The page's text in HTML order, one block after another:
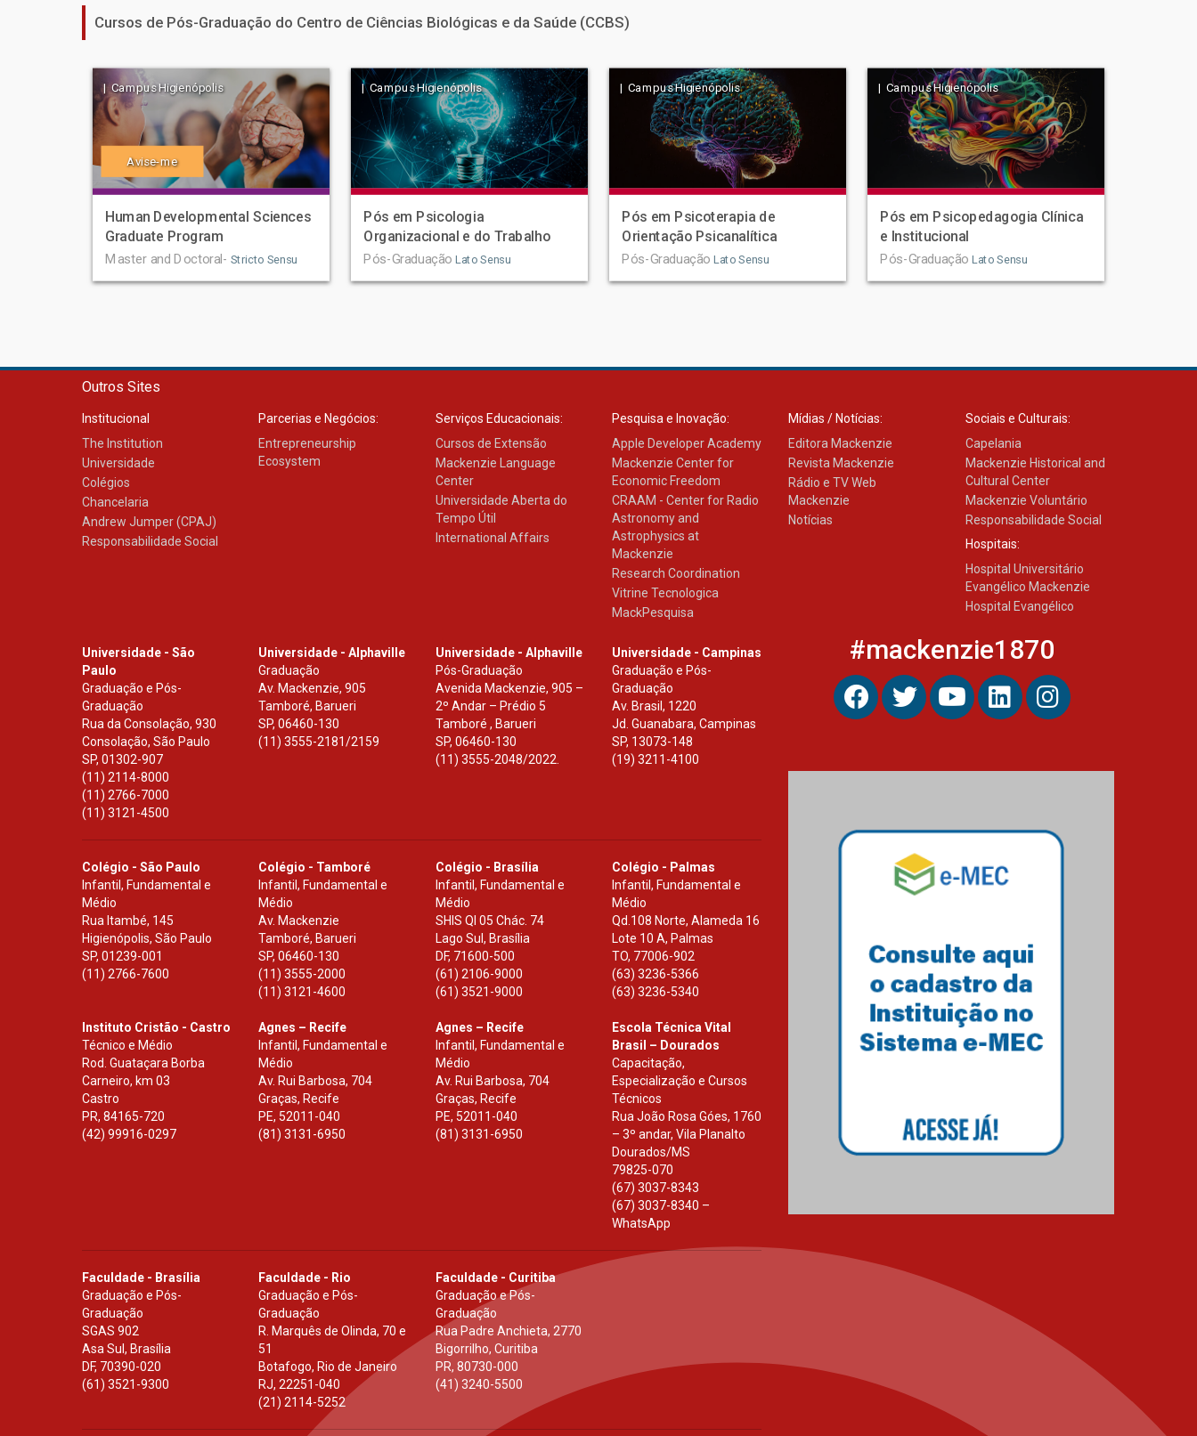
Cursos de Pós-Graduação do Centro de Ciências Biológicas e da Saúde (CCBS)
| Campus Higienópolis
Avise-me
Human Developmental Sciences
Graduate Program
Master and Doctoral- Stricto Sensu
| Campus Higienópolis
Pós em Psicologia
Organizacional e do Trabalho
Pós-Graduação Lato Sensu
| Campus Higienópolis
Pós em Psicoterapia de
Orientação Psicanalítica
Pós-Graduação Lato Sensu
| Campus Higienópolis
Pós em Psicopedagogia Clínica
e Institucional
Pós-Graduação Lato Sensu
Outros Sites
Institucional
The Institution
Universidade
Colégios
Chancelaria
Andrew Jumper (CPAJ)
Responsabilidade Social
Parcerias e Negócios:
Entrepreneurship
Ecosystem
Serviços Educacionais:
Cursos de Extensão
Mackenzie Language
Center
Universidade Aberta do
Tempo Útil
International Affairs
Pesquisa e Inovação:
Apple Developer Academy
Mackenzie Center for
Economic Freedom
CRAAM - Center for Radio
Astronomy and
Astrophysics at
Mackenzie
Research Coordination
Vitrine Tecnologica
MackPesquisa
Mídias / Notícias:
Editora Mackenzie
Revista Mackenzie
Rádio e TV Web
Mackenzie
Notícias
Sociais e Culturais:
Capelania
Mackenzie Historical and
Cultural Center
Mackenzie Voluntário
Responsabilidade Social
Hospitais:
Hospital Universitário
Evangélico Mackenzie
Hospital Evangélico
Universidade - São
Paulo
Graduação e Pós-
Graduação
Rua da Consolação, 930
Consolação, São Paulo
SP, 01302-907
(11) 2114-8000
(11) 2766-7000
(11) 3121-4500
Universidade - Alphaville
Graduação
Av. Mackenzie, 905
Tamboré, Barueri
SP,06460-130
(11) 3555-2181/2159
Universidade - Alphaville
Pós-Graduação
Avenida Mackenzie, 905 –
2º Andar – Prédio 5
Tamboré , Barueri
SP, 06460-130
(11) 3555-2048/2022.
Universidade - Campinas
Graduação e Pós-
Graduação
Av. Brasil, 1220
Jd. Guanabara, Campinas
SP, 13073-148
(19) 3211-4100
Colégio - São Paulo
Infantil, Fundamental e
Médio
Rua Itambé, 145
Higienópolis, São Paulo
SP, 01239-001
(11) 2766-7600
Colégio - Tamboré
Infantil, Fundamental e
Médio
Av. Mackenzie
Tamboré, Barueri
SP,06460-130
(11) 3555-2000
(11) 3121-4600
Colégio - Brasília
Infantil, Fundamental e
Médio
SHIS Ql 05 Chác. 74
Lago Sul, Brasília
DF, 71600-500
(61) 2106-9000
(61) 3521-9000
Colégio - Palmas
Infantil, Fundamental e
Médio
Qd.108 Norte, Alameda 16
Lote 10 A, Palmas
TO, 77006-902
(63) 3236-5366
(63) 3236-5340
Instituto Cristão - Castro
Técnico e Médio
Rod. Guataçara Borba
Carneiro, km 03
Castro
PR, 84165-720
(42) 99916-0297
Agnes – Recife
Infantil, Fundamental e
Médio
Av. Rui Barbosa, 704
Graças, Recife
PE, 52011-040
(81) 3131-6950
Agnes – Recife
Infantil, Fundamental e
Médio
Av. Rui Barbosa, 704
Graças, Recife
PE, 52011-040
(81) 3131-6950
Escola Técnica Vital
Brasil – Dourados
Capacitação,
Especialização e Cursos
Técnicos
Rua João Rosa Góes, 1760
– 3º andar, Vila Planalto
Dourados/MS
79825-070
(67) 3037-8343
(67) 3037-8340 –
WhatsApp
Faculdade - Brasília
Graduação e Pós-
Graduação
SGAS 902
Asa Sul, Brasília
DF, 70390-020
(61) 3521-9300
Faculdade - Rio
Graduação e Pós-
Graduação
R. Marquês de Olinda, 70 e
51
Botafogo, Rio de Janeiro
RJ,22251-040
(21) 2114-5252
Faculdade - Curitiba
Graduação e Pós-
Graduação
Rua Padre Anchieta, 2770
Bigorrilho, Curitiba
PR, 80730-000
(41) 3240-5500
#mackenzie1870